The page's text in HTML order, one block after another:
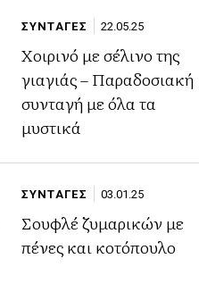
ΣΥΝΤΑΓΕΣ 22.05.25
Χοιρινό με σέλινο της
γιαγιάς – Παραδοσιακή
συνταγή με όλα τα
μυστικά
ΣΥΝΤΑΓΕΣ 03.01.25
Σουφλέ ζυμαρικών με
πένες και κοτόπουλο